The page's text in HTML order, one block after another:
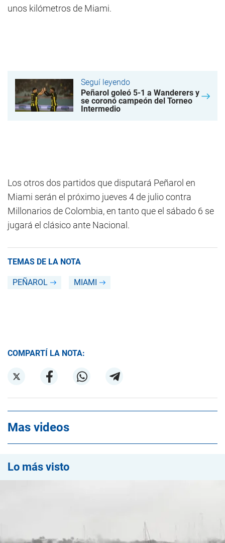
unos kilómetros de Miami.
Seguí leyendo
Peñarol goleó 5-1 a Wanderers y
se coronó campeón del Torneo
Intermedio
Los otros dos partidos que disputará Peñarol en
Miami serán el próximo jueves 4 de julio contra
Millonarios de Colombia, en tanto que el sábado 6 se
jugará el clásico ante Nacional.
TEMAS DE LA NOTA
PEÑAROL MIAMI
COMPARTÍ LA NOTA:
Mas videos
Lo más visto